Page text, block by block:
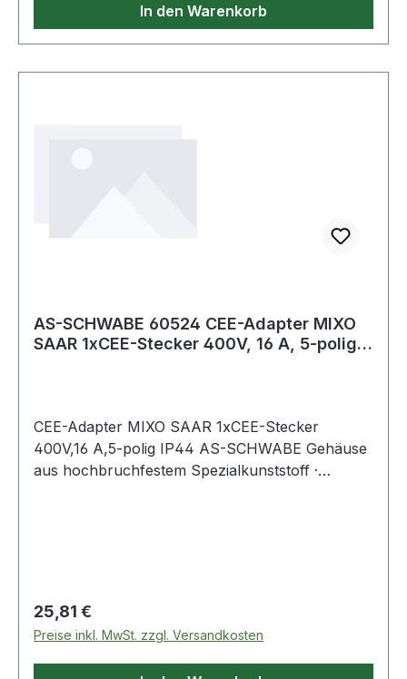
In den Warenkorb
AS-SCHWABE 60524 CEE-Adapter MIXO
SAAR 1xCEE-Stecker 400V, 16 A, 5-polig
CEE-Adapter MIXO SAAR 1xCEE-Stecker
400V,16 A,5-polig IP44 AS-SCHWABE Gehäuse
aus hochbruchfestem Spezialkunststoff ·
Regulärer Preis:
25,81 €
Preise inkl. MwSt. zzgl. Versandkosten